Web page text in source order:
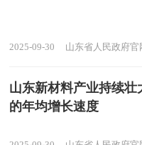
2025-09-30 山东省人民政府官
山东新材料产业持续壮
的年均增长速度